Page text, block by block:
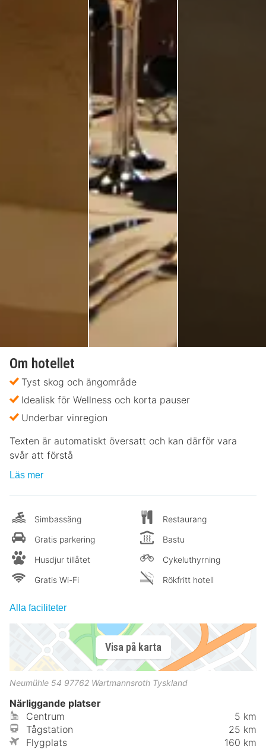
Om hotellet
Tyst skog och ängområde
Idealisk för Wellness och korta pauser
Underbar vinregion
Texten är automatiskt översatt och kan därför vara
svår att förstå
Läs mer
Simbassäng
Gratis parkering
Husdjur tillåtet
Gratis Wi-Fi
Restaurang
Bastu
Cykeluthyrning
Rökfritt hotell
Alla faciliteter
Visa på karta
Neumühle 54 97762 Wartmannsroth Tyskland
Närliggande platser
Centrum
5 km
Tågstation
25 km
Flygplats
160 km